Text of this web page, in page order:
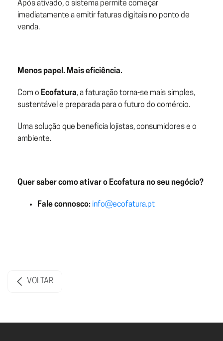
Após ativado, o sistema permite começar
imediatamente a emitir faturas digitais no ponto de
venda.
Menos papel. Mais eficiência.
Com o Ecofatura, a faturação torna-se mais simples,
sustentável e preparada para o futuro do comércio.
Uma solução que beneficia lojistas, consumidores e o
ambiente.
Quer saber como ativar o Ecofatura no seu negócio?
Fale connosco: info@ecofatura.pt
VOLTAR